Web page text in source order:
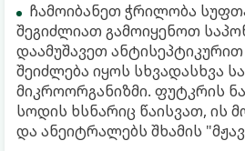
ჩამოიბანეთ ჭრილობა
შეგიძლიათ გამოიყენოთ
დაამუშავეთ ანტისეპტიკურით
შეიძლება იყოს სხვადასხვა
მიკროორგანიზმი. ფუტკრის
სოდის ხსნარიც წაისვათ, ის
და ანეიტრალებს შხამის